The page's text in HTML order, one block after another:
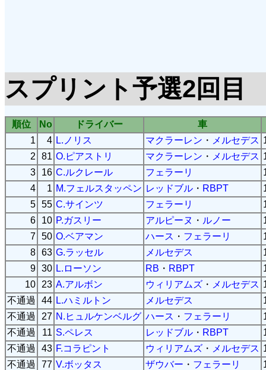
スプリント予選2回目
順位 No ドライバー
車
1
4 L.ノリス マクラーレン ・ メルセデス
2
81 O.ピアストリ マクラーレン ・ メルセデス
3
16 C.ルクレール フェラーリ
4
1 M.フェルスタッペン レッドブル ・ RBPT
5 55 C.サインツ フェラーリ
6
10 P.ガスリー アルピーヌ ・ ルノー
7 50 O.ベアマン ハース ・ フェラーリ
8 63 G.ラッセル メルセデス
9 30 L.ローソン RB ・ RBPT
10
23 A.アルボン ウィリアムズ ・ メルセデス
不通過
44 L.ハミルトン メルセデス
不通過
27 N.ヒュルケンベルグ ハース ・ フェラーリ
不通過
11 S.ペレス レッドブル ・ RBPT
不通過
43 F.コラピント ウィリアムズ ・ メルセデス
不通過
77 V.ボッタス ザウバー ・ フェラーリ